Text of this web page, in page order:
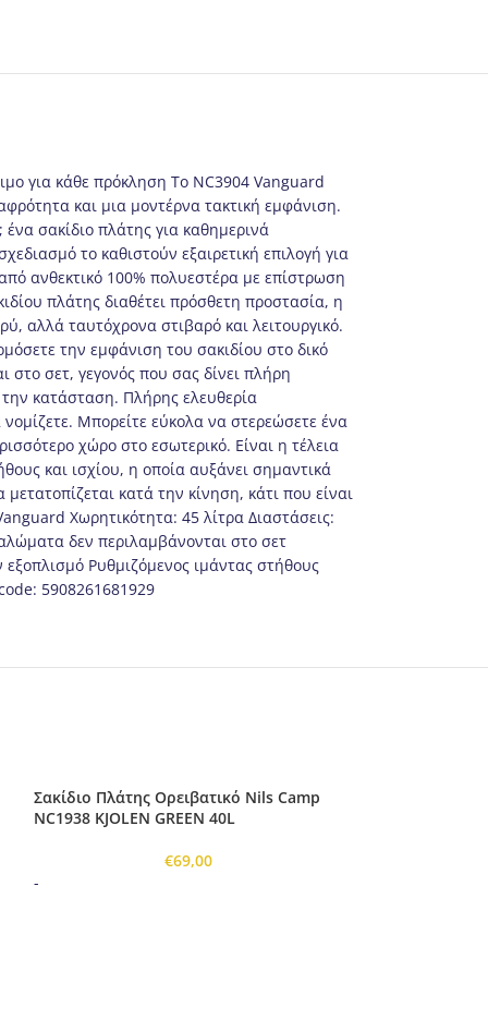
για κάθε πρόκληση Το NC3904 Vanguard
και μια μοντέρνα τακτική εμφάνιση.
σακίδιο πλάτης για καθημερινά
το καθιστούν εξαιρετική επιλογή για
ανθεκτικό 100% πολυεστέρα με επίστρωση
πλάτης διαθέτει πρόσθετη προστασία, η
αλλά ταυτόχρονα στιβαρό και λειτουργικό.
την εμφάνιση του σακιδίου στο δικό
σετ, γεγονός που σας δίνει πλήρη
κατάσταση. Πλήρης ελευθερία
Μπορείτε εύκολα να στερεώσετε ένα
χώρο στο εσωτερικό. Είναι η τέλεια
και ισχίου, η οποία αυξάνει σημαντικά
κατά την κίνηση, κάτι που είναι
Χωρητικότητα: 45 λίτρα Διαστάσεις:
δεν περιλαμβάνονται στο σετ
εξοπλισμό Ρυθμιζόμενος ιμάντας στήθους
5908261681929
Σακίδιο Πλάτης Ορειβατικό Nils Camp
NC1938 KJOLEN GREEN 40L
€69,00
-